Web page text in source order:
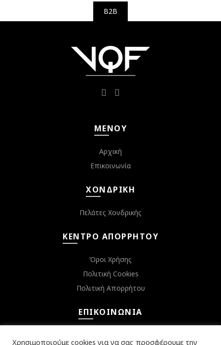
B2B
ΜΕΝΟΎ
Αρχική
Επικοινωνία
ΧΟΝΔΡΙΚΉ
Πελάτες Χονδρικής
ΚΈΝΤΡΟ ΑΠΟΡΡΉΤΟΥ
Όροι Χρήσης
Πολιτική Cookies
Πολιτική Απορρήτου
ΕΠΙΚΟΙΝΩΝΊΑ
Κεφαλληνίας 6, Αργυρούπολη 16452
Χρησιμοποιούμε cookies για να σας προσφέρουμε την